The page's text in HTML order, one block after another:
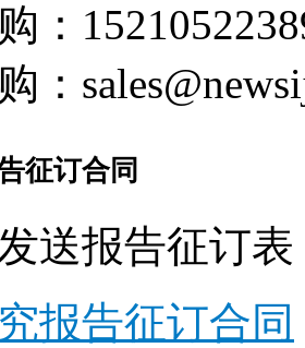
：
：
征订合同
送报告征订表
报告征订合同